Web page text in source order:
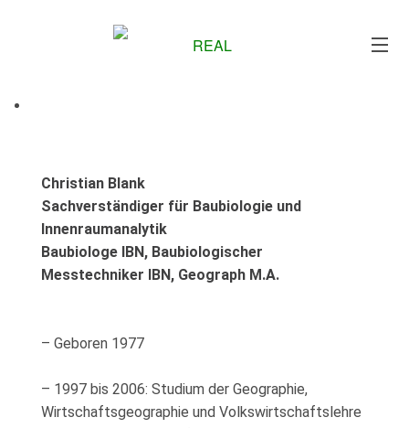
– Geboren 1977
– 1997 bis 2006: Studium der Geographie,
Wirtschaftsgeographie und Volkswirtschaftslehre
Christian Blank
Sachverständiger für Baubiologie und
Innenraumanalytik
Baubiologe IBN, Baubiologischer
Messtechniker IBN, Geograph M.A.